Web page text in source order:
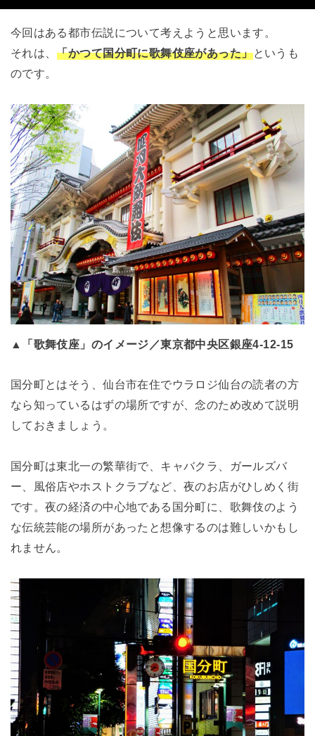
今回はある都市伝説について考えようと思います。
それは、 「かつて国分町に歌舞伎座があった」というも
のです。
▲「歌舞伎座」のイメージ／東京都中央区銀座4-12-15
国分町とはそう、仙台市在住でウラロジ仙台の読者の方
なら知っているはずの場所ですが、念のため改めて説明
しておきましょう。
国分町は東北一の繁華街で、キャバクラ、ガールズバ
ー、風俗店やホストクラブなど、夜のお店がひしめく街
です。夜の経済の中心地である国分町に、歌舞伎のよう
な伝統芸能の場所があったと想像するのは難しいかもし
れません。